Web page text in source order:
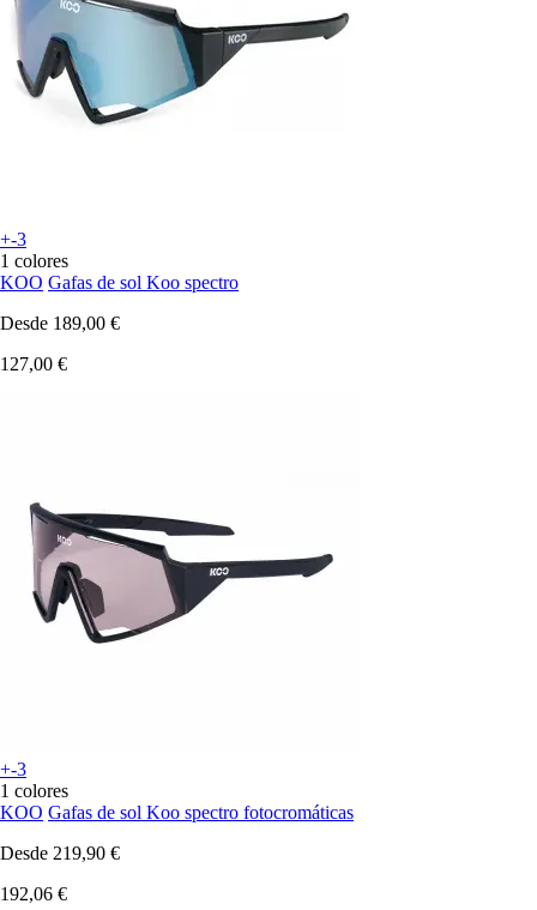
+-3
1 colores
KOO Gafas de sol Koo spectro
Desde 189,00 €
127,00 €
+-3
1 colores
KOO Gafas de sol Koo spectro fotocromáticas
Desde 219,90 €
192,06 €